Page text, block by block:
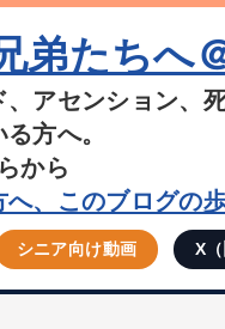
弟たちへ
、アセンション、
方へ。
から
へ、このブログの
シニア向け動画 X